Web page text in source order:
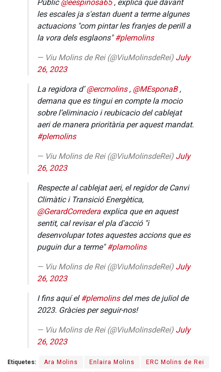
Públic@eespinosa65, explica que davant
les escales ja s'estan duent a terme algunes
actuacions "com pintar les franjes de perill a
la vora dels esglaons"#plemolins
— Viu Molins de Rei (@ViuMolinsdeRei) July
26, 2023
La regidora d’@ercmolins, @MEsponaB,
demana que es tingui en compte la mocio
sobre l’eliminacio i reubicacio del cablejat
aeri de manera prioritària per aquest mandat.
#plemolins
— Viu Molins de Rei (@ViuMolinsdeRei) July
26, 2023
Respecte al cablejat aeri, el regidor de Canvi
Climàtic i Transició Energètica,
@GerardCorredera explica que en aquest
sentit, cal revisar el pla d'acció "i
desenvolupar totes aquestes accions que es
puguin dur a terme"#plamolins
— Viu Molins de Rei (@ViuMolinsdeRei) July
26, 2023
I fins aquí el#plemolinsdel mes de juliol de
2023. Gràcies per seguir-nos!
— Viu Molins de Rei (@ViuMolinsdeRei) July
26, 2023
Etiquetes: Ara Molins Enlaira Molins
ERC Molins de Rei